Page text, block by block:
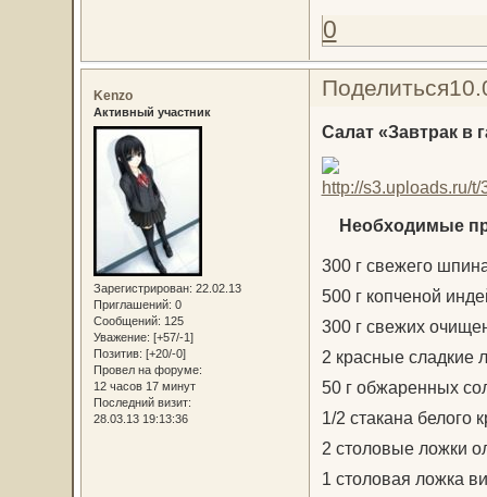
0
Поделиться
Kenzo
Активный участник
Зарегистрирован: 22.02.13
Приглашений: 0
Сообщений: 125
Уважение: [+57/-1]
Позитив: [+20/-0]
Провел на форуме:
12 часов 17 минут
Последний визит:
28.03.13 19:13:36
Салат «Завтрак в
Необходимые
300 г свежего
500 г копченой
300 г свежих
2 красные сладкие
50 г обжаренных
1/2 стакана белого
2 столовые ложки
1 столовая ложка